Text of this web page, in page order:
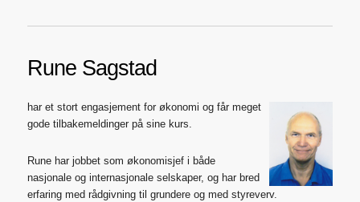
Rune Sagstad
har et stort engasjement for økonomi og får meget
gode tilbakemeldinger på sine kurs.
Rune har jobbet som økonomisjef i både
nasjonale og internasjonale selskaper, og har bred
erfaring med rådgivning til grundere og med styreverv.